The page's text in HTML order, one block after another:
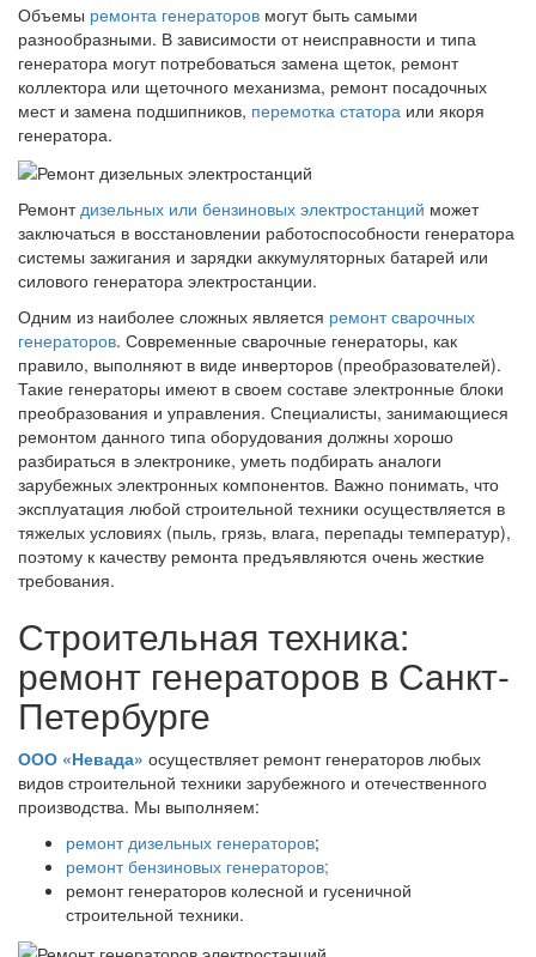
Объемы ремонта генераторов могут быть самыми
разнообразными. В зависимости от неисправности и типа
генератора могут потребоваться замена щеток, ремонт
коллектора или щеточного механизма, ремонт посадочных
мест и замена подшипников, перемотка статора или якоря
генератора.
Ремонтдизельных или бензиновых электростанций может
заключаться в восстановлении работоспособности генератора
системы зажигания и зарядки аккумуляторных батарей или
силового генератора электростанции.
Одним из наиболее сложных является ремонт сварочных
генераторов. Современные сварочные генераторы, как
правило, выполняют в виде инверторов (преобразователей).
Такие генераторы имеют в своем составе электронные блоки
преобразования и управления. Специалисты, занимающиеся
ремонтом данного типа оборудования должны хорошо
разбираться в электронике, уметь подбирать аналоги
зарубежных электронных компонентов. Важно понимать, что
эксплуатация любой строительной техники осуществляется в
тяжелых условиях (пыль, грязь, влага, перепады температур),
поэтому к качеству ремонта предъявляются очень жесткие
требования.
Строительная техника:
ремонт генераторов в Санкт-
Петербурге
ООО «Невада» осуществляет ремонт генераторов любых
видов строительной техники зарубежного и отечественного
производства. Мы выполняем:
ремонт дизельных генераторов;
ремонт бензиновых генераторов;
ремонт генераторов колесной и гусеничной
строительной техники.